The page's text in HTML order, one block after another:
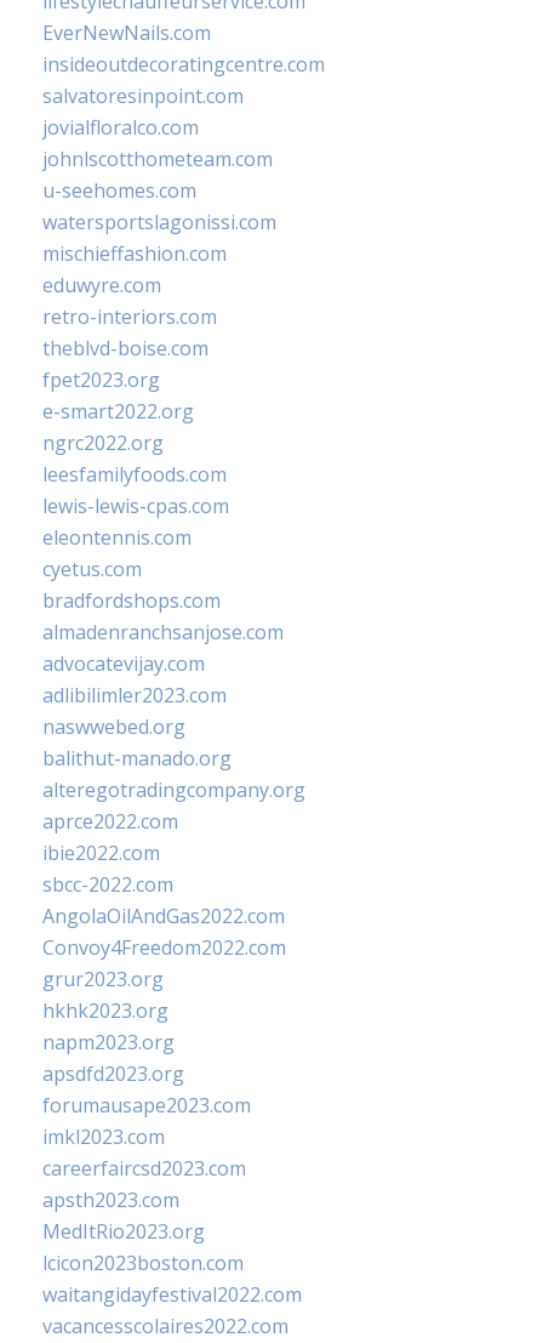
EverNewNails.com
insideoutdecoratingcentre.com
salvatoresinpoint.com
jovialfloralco.com
johnlscotthometeam.com
u-seehomes.com
watersportslagonissi.com
mischieffashion.com
eduwyre.com
retro-interiors.com
theblvd-boise.com
fpet2023.org
e-smart2022.org
ngrc2022.org
leesfamilyfoods.com
lewis-lewis-cpas.com
eleontennis.com
cyetus.com
bradfordshops.com
almadenranchsanjose.com
advocatevijay.com
adlibilimler2023.com
naswwebed.org
balithut-manado.org
alteregotradingcompany.org
aprce2022.com
ibie2022.com
sbcc-2022.com
AngolaOilAndGas2022.com
Convoy4Freedom2022.com
grur2023.org
hkhk2023.org
napm2023.org
apsdfd2023.org
forumausape2023.com
imkl2023.com
careerfaircsd2023.com
apsth2023.com
MedItRio2023.org
lcicon2023boston.com
waitangidayfestival2022.com
vacancesscolaires2022.com